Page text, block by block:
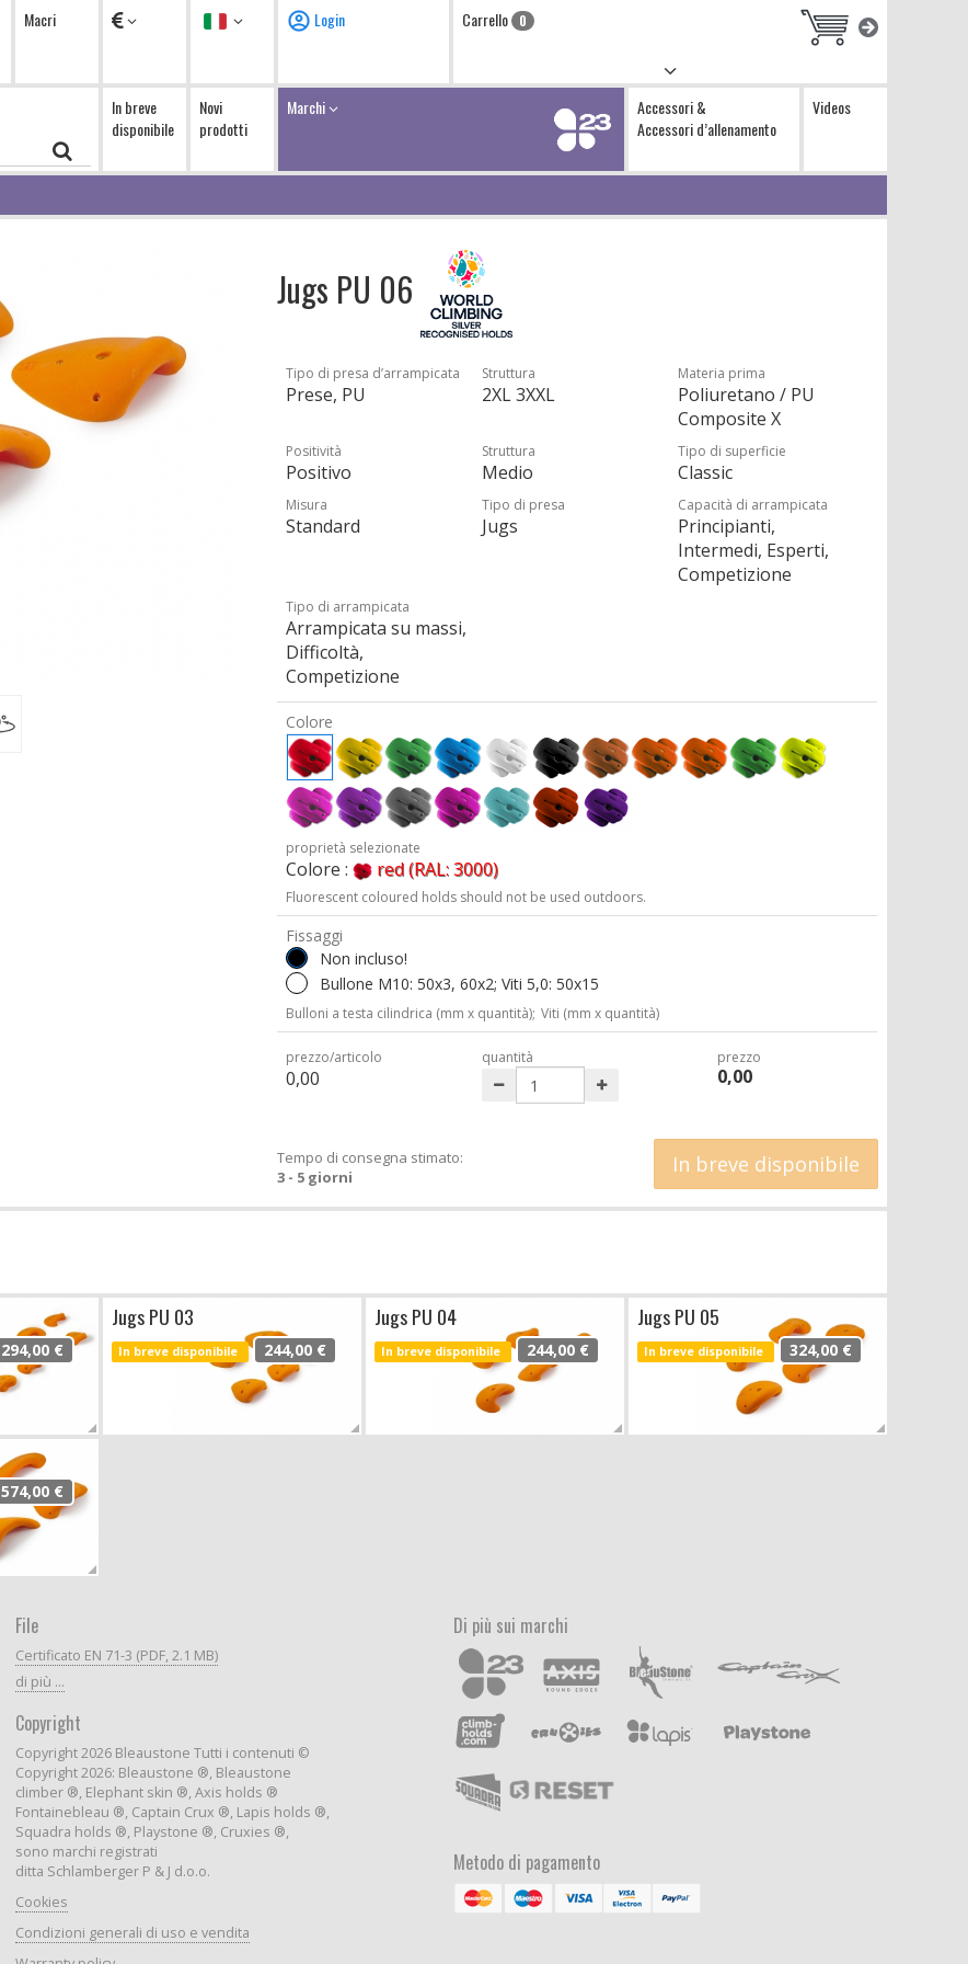
Macri Valuta Lingua Login Carrello 0
In breve
disponibile
Novi
prodotti
Marchi
Accessori &
Accessori d’allenamento
Videos
Jugs PU 06
Tipo di presa d’arrampicata
Prese, PU
Struttura
2XL 3XXL
Materia prima
Poliuretano / PU
Composite X
Positività
Positivo
Struttura
Medio
Tipo di superficie
Classic
Misura
Standard
Tipo di presa
Jugs
Capacità di arrampicata
Principianti,
Intermedi, Esperti,
Competizione
Tipo di arrampicata
Arrampicata su massi,
Difficoltà,
Competizione
Colore
proprietà selezionate
Colore : red (RAL: 3000)
Fluorescent coloured holds should not be used outdoors.
Fissaggi
Non incluso!
Bullone M10: 50x3, 60x2; Viti 5,0: 50x15
Bulloni a testa cilindrica (mm x quantità); Viti (mm x quantità)
prezzo/articolo
0,00
quantità prezzo
0,00
Tempo di consegna stimato:
3 - 5 giorni
In breve disponibile
294,00 €
Jugs PU 03
In breve disponibile 244,00 €
Jugs PU 04
In breve disponibile 244,00 €
Jugs PU 05
In breve disponibile 324,00 €
574,00 €
File
Certificato EN 71-3 (PDF, 2.1 MB)
di più ...
Copyright
Copyright 2026 Bleaustone Tutti i contenuti ©
Copyright 2026: Bleaustone ®, Bleaustone
climber ®, Elephant skin ®, Axis holds ®
Fontainebleau ®, Captain Crux ®, Lapis holds ®,
Squadra holds ®, Playstone ®, Cruxies ®,
sono marchi registrati
ditta Schlamberger P & J d.o.o.
Cookies
Condizioni generali di uso e vendita
Di più sui marchi
Metodo di pagamento